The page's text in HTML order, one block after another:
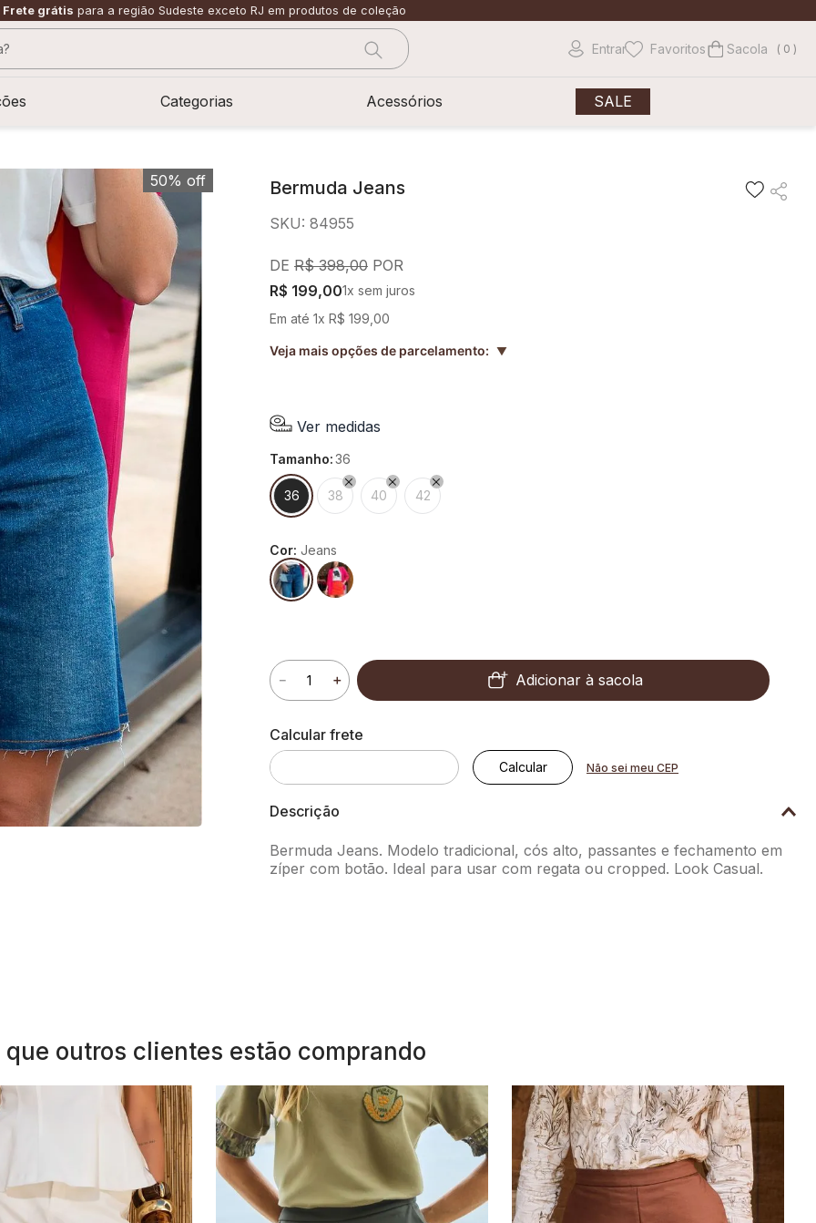
Frete grátis para a região Sudeste exceto RJ em produtos de coleção
Entrar Favoritos 0
Categorias Acessórios SALE
50% off Bermuda Jeans
SKU: 84955
R$ 398,00
R$ 199,001x sem juros
Em até 1x R$ 199 00
Veja mais opções de parcelamento: ▲
Ver medidas
tamanho:36
36 38 40 42
Cor: Jeans
＋
－ Adicionar à sacola
Não sei meu CEP
Descrição
Bermuda Jeans. Modelo tradicional, cós alto, passantes e fechamento em
zíper com botão. Ideal para usar com regata ou cropped. Look Casual.
que outros clientes estão comprando